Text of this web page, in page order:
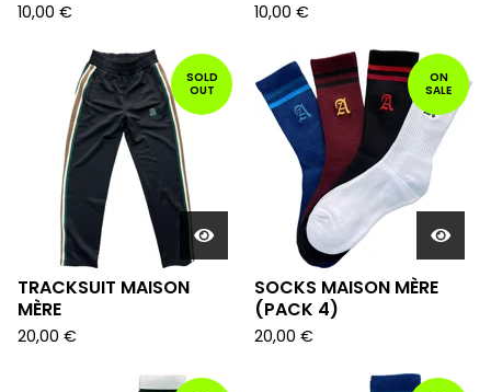
10,00 € 10,00 €
SOLD
OUT
TRACKSUIT MAISON
MÈRE
20,00 €
ON
SALE
SOCKS MAISON MÈRE
(PACK 4)
20,00 €